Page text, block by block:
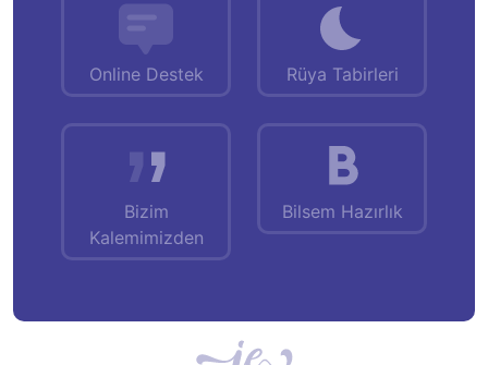
Online Destek Rüya Tabirleri
Bizim
Kalemimizden
Bilsem Hazırlık